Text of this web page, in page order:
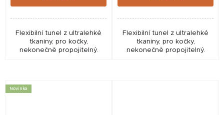
Flexibilní tunel z ultralehké
tkaniny, pro kočky,
nekonečně propojitelný.
Flexibilní tunel z ultralehké
tkaniny, pro kočky,
nekonečně propojitelný.
Novinka